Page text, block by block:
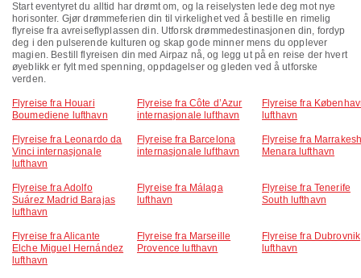
Start eventyret du alltid har drømt om, og la reiselysten lede deg mot nye
horisonter. Gjør drømmeferien din til virkelighet ved å bestille en rimelig
flyreise fra avreiseflyplassen din. Utforsk drømmedestinasjonen din, fordyp
deg i den pulserende kulturen og skap gode minner mens du opplever
magien. Bestill flyreisen din med Airpaz nå, og legg ut på en reise der hvert
øyeblikk er fylt med spenning, oppdagelser og gleden ved å utforske
verden.
Flyreise fra Houari
Boumediene lufthavn
Flyreise fra Côte d’Azur
internasjonale lufthavn
Flyreise fra
lufthavn
Flyreise fra Leonardo da
Vinci internasjonale
lufthavn
Flyreise fra Barcelona
internasjonale lufthavn
Flyreise fra
Menara lufthavn
Flyreise fra Adolfo
Suárez Madrid Barajas
lufthavn
Flyreise fra Málaga
lufthavn
Flyreise fra Tenerife
South lufthavn
Flyreise fra Alicante
Elche Miguel Hernández
lufthavn
Flyreise fra Marseille
Provence lufthavn
Flyreise fra Dubrovnik
lufthavn